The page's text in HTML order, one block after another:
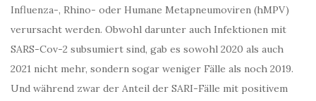
Influenza-, Rhino- oder Humane Metapneumoviren (hMPV)
verursacht werden. Obwohl darunter auch Infektionen mit
SARS-Cov-2 subsumiert sind, gab es sowohl 2020 als auch
2021 nicht mehr, sondern sogar weniger Fälle als noch 2019.
Und während zwar der Anteil der SARI-Fälle mit positivem